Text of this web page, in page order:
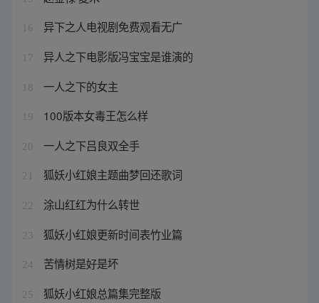
16 异下之人电视剧免费观看无广
17 异人之下电影版冯宝宝是谁演的
18 一人之下的女主
19 100版本女毒王怎么样
20 一人之下吕良双全手
21 狐妖小红娘主题曲梦回还歌词
22 涂山红红为什么转世
23 狐妖小红娘更新时间表竹业篇
24 苦情树是好是坏
25 狐妖小红娘总篇集完整版